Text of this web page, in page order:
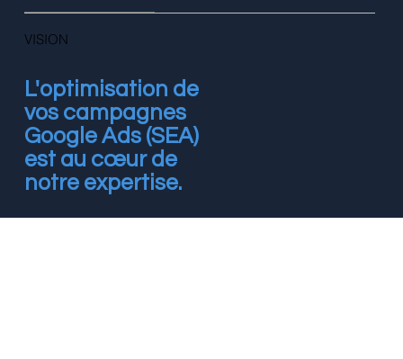
VISION
L'optimisation de
vos campagnes
Google Ads (SEA)
est au cœur de
notre expertise.